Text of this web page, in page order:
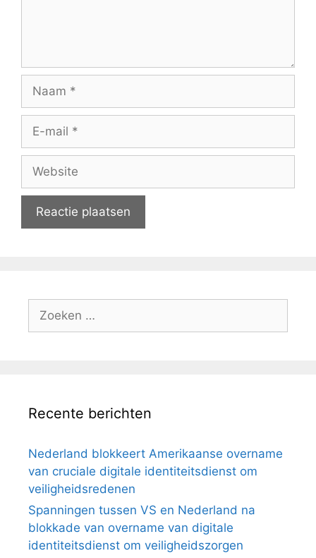
mail
naar:
Recente berichten
Nederland blokkeert Amerikaanse overname
van cruciale digitale identiteitsdienst om
veiligheidsredenen
Spanningen tussen VS en Nederland na
blokkade van overname van digitale
identiteitsdienst om veiligheidszorgen